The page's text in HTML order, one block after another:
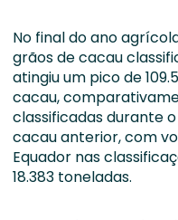
No final do ano
grãos de cacau
atingiu um pico de
cacau,
classificadas durante
cacau anterior, com
Equador nas
18.383 toneladas.